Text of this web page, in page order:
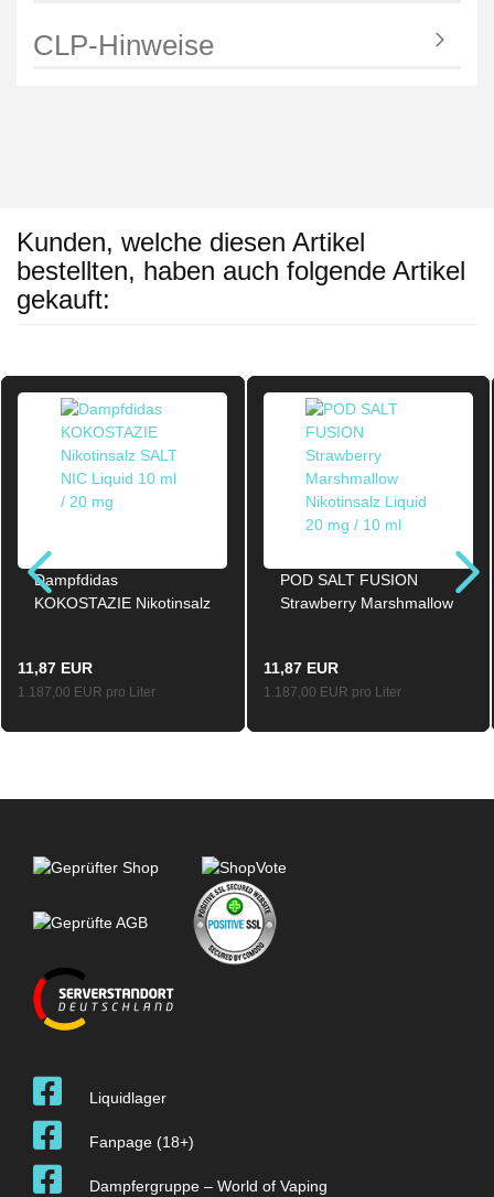
CLP-Hinweise
Kunden, welche diesen Artikel
bestellten, haben auch folgende Artikel
gekauft:
Dampfdidas
KOKOSTAZIE Nikotinsalz
11,87 EUR
1.187,00 EUR pro Liter
POD SALT FUSION
Strawberry Marshmallow
11,87 EUR
1.187,00 EUR pro Liter
Liquidlager
Fanpage (18+)
Dampfergruppe – World of Vaping